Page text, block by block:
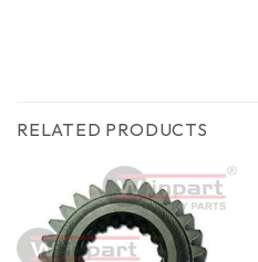
RELATED PRODUCTS